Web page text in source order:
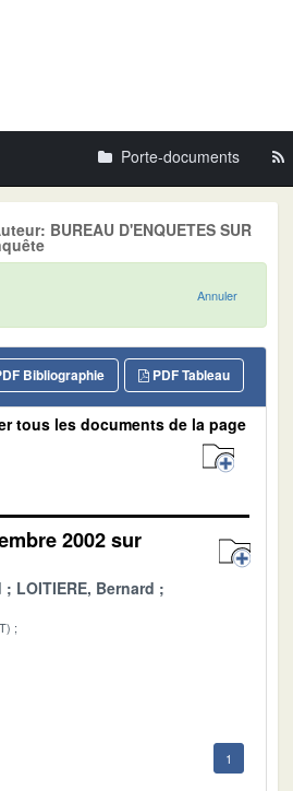
Porte-documents
BUREAU D'ENQUETES SUR
Annuler
PDF Tableau
Bibliographie
tous les documents de la page
2002 sur
LOITIERE, Bernard
1